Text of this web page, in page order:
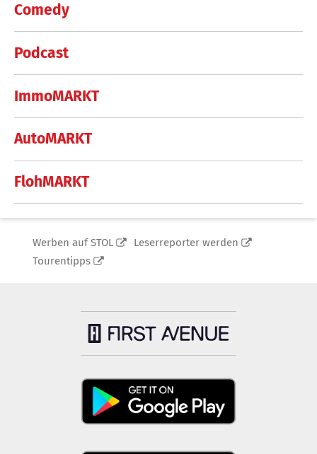
Comedy
Podcast
ImmoMARKT
AutoMARKT
FlohMARKT
Werben auf STOL
Leserreporter werden
Tourentipps